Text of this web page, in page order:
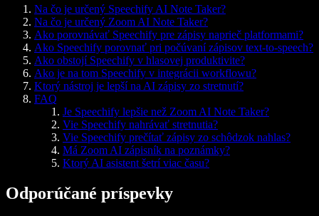
Na čo je určený Speechify AI Note Taker?
Na čo je určený Zoom AI Note Taker?
Ako porovnávať Speechify pre zápisy naprieč platformami?
Ako Speechify porovnať pri počúvaní zápisov text-to-speech?
Ako obstojí Speechify v hlasovej produktivite?
Ako je na tom Speechify v integrácii workflowu?
Ktorý nástroj je lepší na AI zápisy zo stretnutí?
FAQ
Je Speechify lepšie než Zoom AI Note Taker?
Vie Speechify nahrávať stretnutia?
Vie Speechify prečítať zápisy zo schôdzok nahlas?
Má Zoom AI zápisník na poznámky?
Ktorý AI asistent šetrí viac času?
Odporúčané príspevky